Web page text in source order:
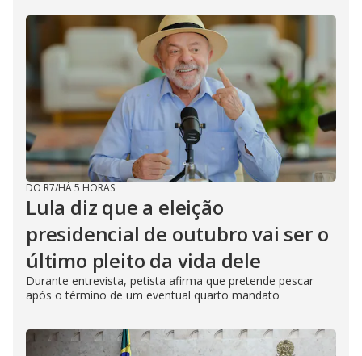
DO R7/HÁ 5 HORAS
Lula diz que a eleição
presidencial de outubro vai ser o
último pleito da vida dele
Durante entrevista, petista afirma que pretende pescar
após o término de um eventual quarto mandato